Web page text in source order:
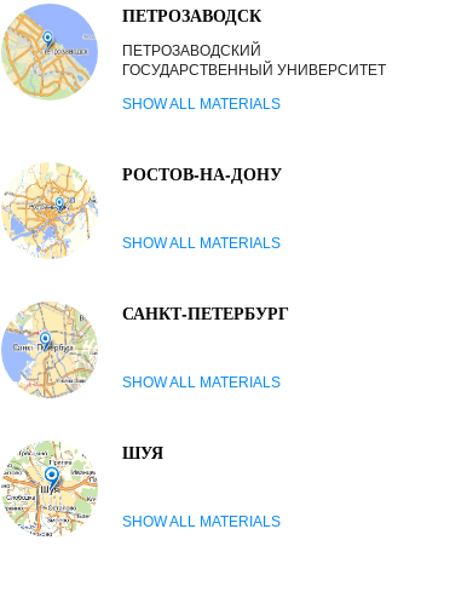
ПЕТРОЗАВОДСК
ПЕТРОЗАВОДСКИЙ
ГОСУДАРСТВЕННЫЙ УНИВЕРСИТЕТ
SHOW ALL MATERIALS
РОСТОВ-НА-ДОНУ
SHOW ALL MATERIALS
САНКТ-ПЕТЕРБУРГ
SHOW ALL MATERIALS
ШУЯ
SHOW ALL MATERIALS